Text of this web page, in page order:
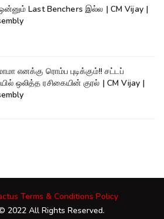
Last Benchers இல்ல | CM Vijay |
எனக்கு ரொம்ப புடிக்கும்!! சட்டப்
ஒலித்த ரசிகையின் குரல் | CM Vijay |
Terms & Conditions Policy
2022 All Rights Reserved.